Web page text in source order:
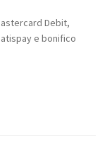
Debit,
e bonifico